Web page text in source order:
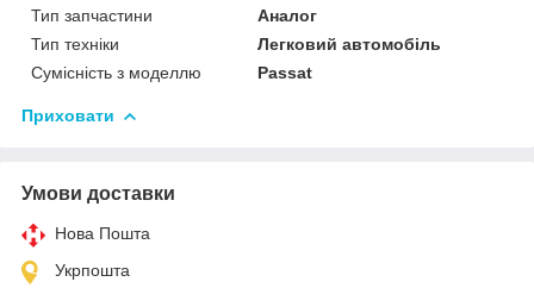
Тип запчастини
Аналог
Тип техніки
Легковий автомобіль
Сумісність з моделлю
Passat
Приховати
Умови доставки
Нова Пошта
Укрпошта